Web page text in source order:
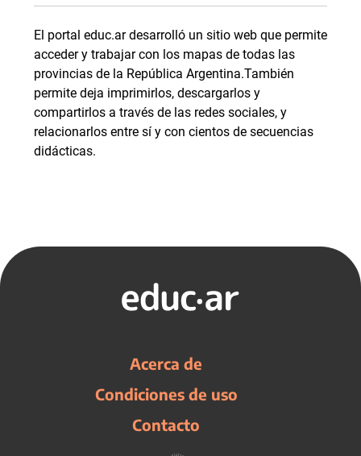
El portal educ.ar desarrolló un sitio web que permite
acceder y trabajar con los mapas de todas las
provincias de la República Argentina.También
permite deja imprimirlos, descargarlos y
compartirlos a través de las redes sociales, y
relacionarlos entre sí y con cientos de secuencias
didácticas.
Acerca de
Condiciones de uso
Contacto